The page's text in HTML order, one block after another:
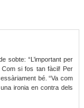
sobte: “L’important per
si fos tan fàcil! Per
bé. “Va com
ironia en contra dels